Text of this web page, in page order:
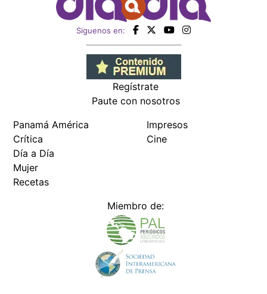
Siguenos en:
Regístrate
Paute con nosotros
Panamá América
Crítica
Día a Día
Mujer
Recetas
Impresos
Cine
Miembro de: